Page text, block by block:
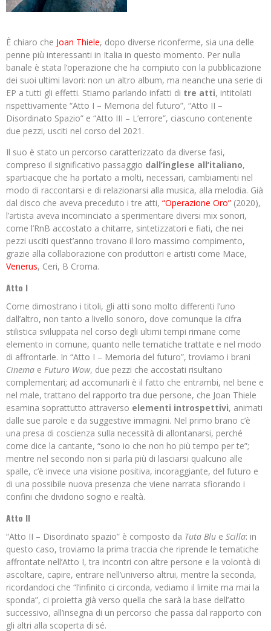
È chiaro che Joan Thiele, dopo diverse riconferme, sia una delle
penne più interessanti in Italia in questo momento. Per nulla
banale è stata l’operazione che ha compiuto con la pubblicazione
dei suoi ultimi lavori: non un altro album, ma neanche una serie di
EP a tutti gli effetti. Stiamo parlando infatti di tre atti, intitolati
rispettivamente “Atto I – Memoria del futuro”, “Atto II –
Disordinato Spazio” e “Atto III – L’errore”, ciascuno contenente
due pezzi, usciti nel corso del 2021.
Il suo è stato un percorso caratterizzato da diverse fasi,
compreso il significativo passaggio dall’inglese all’italiano,
spartiacque che ha portato a molti, necessari, cambiamenti nel
modo di raccontarsi e di relazionarsi alla musica, alla melodia. Già
dal disco che aveva preceduto i tre atti, “Operazione Oro” (2020),
l’artista aveva incominciato a sperimentare diversi mix sonori,
come l’RnB accostato a chitarre, sintetizzatori e fiati, che nei
pezzi usciti quest’anno trovano il loro massimo compimento,
grazie alla collaborazione con produttori e artisti come Mace,
Venerus, Ceri, B Croma.
Atto I
Come dimostrano i titoli, gli atti sono molto differenti l’uno
dall’altro, non tanto a livello sonoro, dove comunque la cifra
stilistica sviluppata nel corso degli ultimi tempi rimane come
elemento in comune, quanto nelle tematiche trattate e nel modo
di affrontarle. In “Atto I – Memoria del futuro”, troviamo i brani
Cinema e Futuro Wow, due pezzi che accostati risultano
complementari; ad accomunarli è il fatto che entrambi, nel bene e
nel male, trattano del rapporto tra due persone, che Joan Thiele
esamina soprattutto attraverso elementi introspettivi, animati
dalle sue parole e da suggestive immagini. Nel primo brano c’è
una presa di coscienza sulla necessità di allontanarsi, perché
come dice la cantante, “sono io che non ho più tempo per te”;
mentre nel secondo non si parla più di lasciarsi qualcuno alle
spalle, c’è invece una visione positiva, incoraggiante, del futuro e
di una possibile nuova presenza che viene narrata sfiorando i
confini che dividono sogno e realtà.
Atto II
“Atto II – Disordinato spazio” è composto da Tuta Blu e Scilla: in
questo caso, troviamo la prima traccia che riprende le tematiche
affrontate nell’Atto I, tra incontri con altre persone e la volontà di
ascoltare, capire, entrare nell’universo altrui, mentre la seconda,
ricordandoci che “l’infinito ci circonda, vediamo il limite ma mai la
sponda”, ci proietta già verso quella che sarà la base dell’atto
successivo, all’insegna di un percorso che passa dal rapporto con
gli altri alla scoperta di sé.